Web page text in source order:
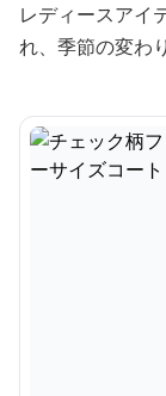
レディースアイ
れ、季節の変わ